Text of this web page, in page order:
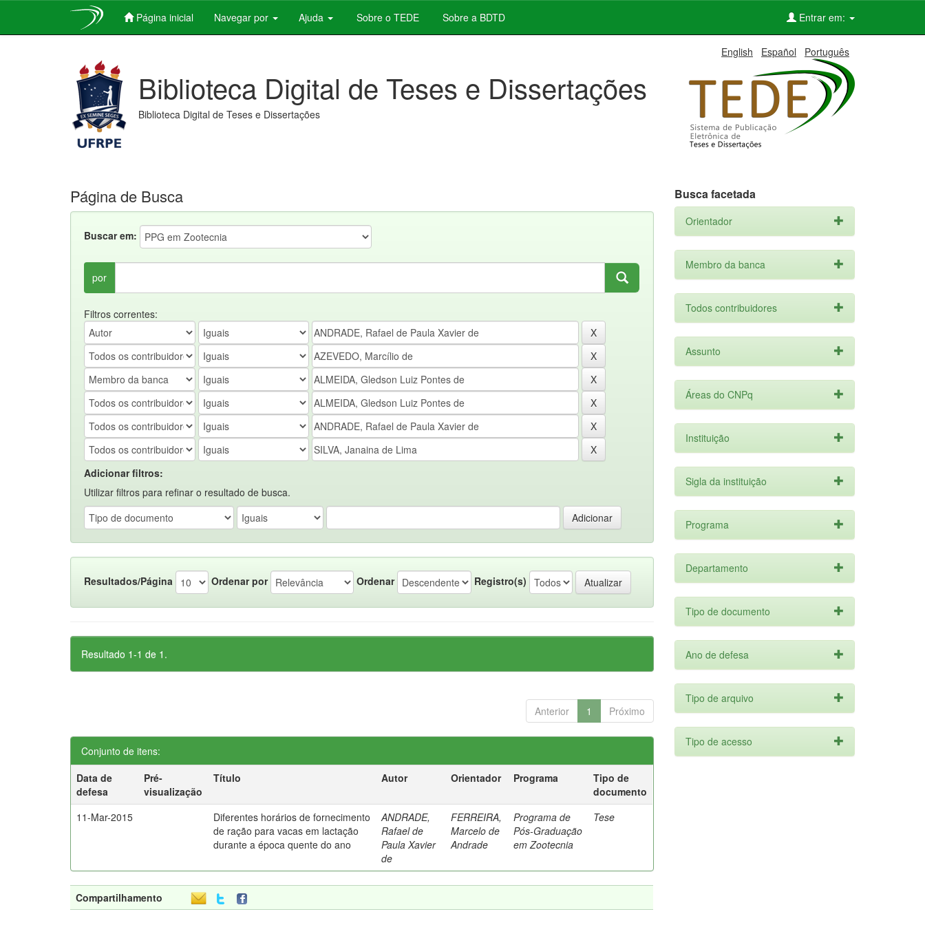
Página inicial Navegar por Ajuda Sobre o TEDE Sobre a BDTD Entrar em:
English Español Português
Biblioteca Digital de Teses e Dissertações
Biblioteca Digital de Teses e Dissertações
Página de Busca
Buscar em:
por
Filtros correntes:
Adicionar filtros:
Utilizar filtros para refinar o resultado de busca.
Resultados/Página Ordenar por Ordenar Registro(s)
Resultado 1-1 de 1.
Anterior 1 Próximo
Conjunto de itens:
Data de
defesa
Pré-
visualização
Título Autor Orientador Programa
Tipo de
documento
11-Mar-2015
Diferentes horários de fornecimento
de ração para vacas em lactação
durante a época quente do ano
ANDRADE,
Rafael de
Paula Xavier
de
FERREIRA,
Marcelo de
Andrade
Programa de
Pós-Graduação
em Zootecnia
Tese
Compartilhamento
Busca facetada
Orientador
Membro da banca
Todos contribuidores
Assunto
Áreas do CNPq
Instituição
Sigla da instituição
Programa
Departamento
Tipo de documento
Ano de defesa
Tipo de arquivo
Tipo de acesso